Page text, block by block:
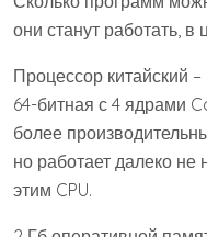
они станут работать, в
Процессор китайский –
64-битная с 4 ядрами
более
но работает далеко
этим CPU.